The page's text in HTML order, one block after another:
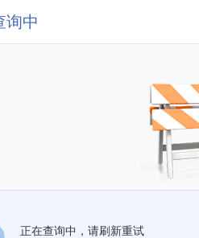
询中
正在查询中，请刷新重试